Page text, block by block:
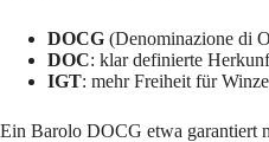
DOCG (Denominazione di
DOC: klar definierte
IGT: mehr Freiheit für
Ein Barolo DOCG etwa garantiert